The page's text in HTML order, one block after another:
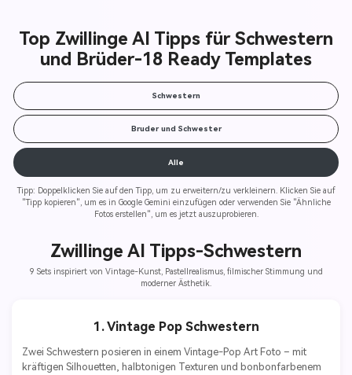
Top Zwillinge AI Tipps für Schwestern
und Brüder-18 Ready Templates
Schwestern
Bruder und Schwester
Alle
Tipp: Doppelklicken Sie auf den Tipp, um zu erweitern/zu verkleinern. Klicken Sie auf
"Tipp kopieren", um es in Google Gemini einzufügen oder verwenden Sie "Ähnliche
Fotos erstellen", um es jetzt auszuprobieren.
Zwillinge AI Tipps-Schwestern
9 Sets inspiriert von Vintage-Kunst, Pastellrealismus, filmischer Stimmung und
moderner Ästhetik.
1. Vintage Pop Schwestern
Zwei Schwestern posieren in einem Vintage-Pop Art Foto – mit
kräftigen Silhouetten, halbtonigen Texturen und bonbonfarbenem